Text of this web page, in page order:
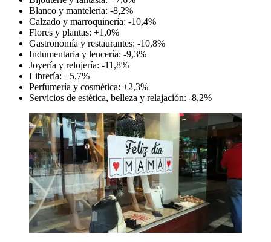
Blanco y mantelería: -8,2%
Calzado y marroquinería: -10,4%
Flores y plantas: +1,0%
Gastronomía y restaurantes: -10,8%
Indumentaria y lencería: -9,3%
Joyería y relojería: -11,8%
Librería: +5,7%
Perfumería y cosmética: +2,3%
Servicios de estética, belleza y relajación: -8,2%